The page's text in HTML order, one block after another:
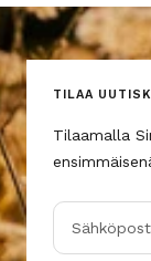
TILAA
Tilaamalla